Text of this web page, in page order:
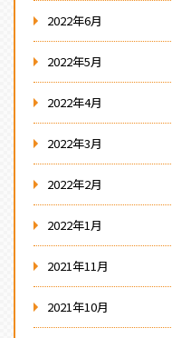
2022年6月
2022年5月
2022年4月
2022年3月
2022年2月
2022年1月
2021年11月
2021年10月